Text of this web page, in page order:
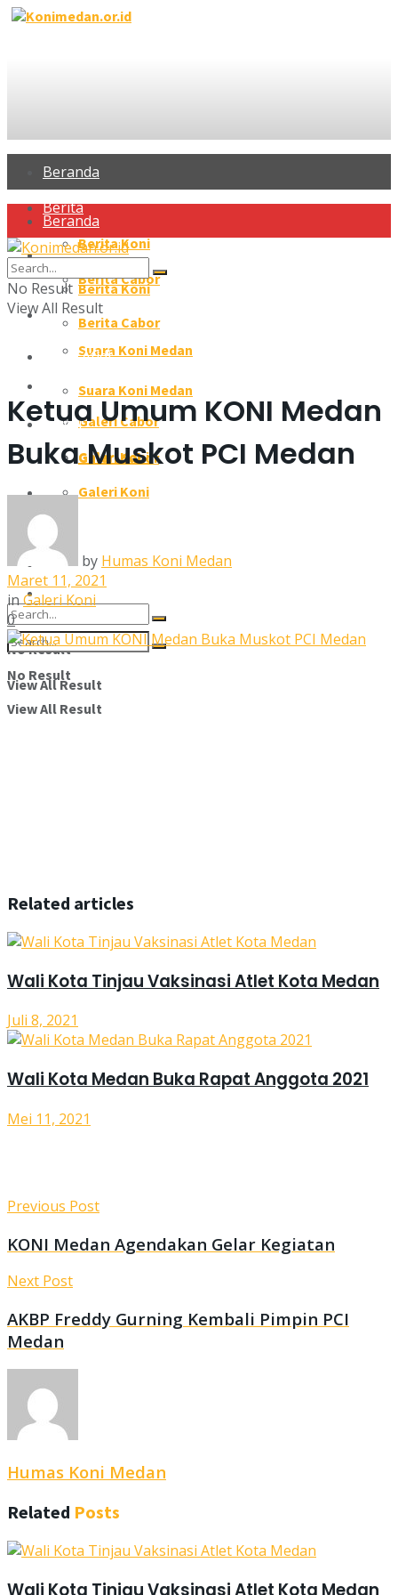
Beranda
Berita
Berita Koni
Berita Cabor
Profil Atlet
Suara Koni Medan
Galeri
Galeri Cabor
Galeri Koni
Pengcab/Pengkot
Susunan Pengurus
Kontak Kami
No Result
View All Result
Beranda
Berita
Berita Koni
Berita Cabor
Profil Atlet
Suara Koni Medan
Galeri
Galeri Cabor
Galeri Koni
Pengcab/Pengkot
Susunan Pengurus
Kontak Kami
No Result
View All Result
No Result
View All Result
Ketua Umum KONI Medan
Buka Muskot PCI Medan
by Humas Koni Medan
Maret 11, 2021
inGaleri Koni
0
Related articles
Wali Kota Tinjau Vaksinasi Atlet Kota Medan
Juli 8, 2021
Wali Kota Medan Buka Rapat Anggota 2021
Mei 11, 2021
Previous Post
KONI Medan Agendakan Gelar Kegiatan
Next Post
AKBP Freddy Gurning Kembali Pimpin PCI
Medan
Humas Koni Medan
Related Posts